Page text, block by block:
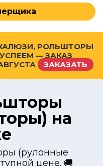
РОЛЬШТОРЫ
— ЗАКАЗ
ЗАКАЗАТЬ
на
(рулонные
цене. 🚚